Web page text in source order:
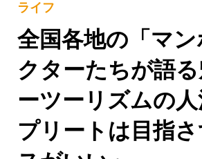
ライフ
全国各地の「マ
クターたちが語
ーツーリズムの
プリートは目指